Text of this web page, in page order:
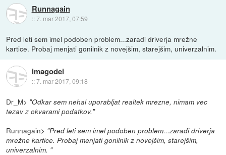
Runnagain
::7. mar 2017, 07:59
Pred leti sem imel podoben problem...zaradi driverja mrežne
kartice. Probaj menjati gonilnik z novejšim, starejšim, univerzalnim.
imagodei
::7. mar 2017, 09:18
Dr_M> "Odkar sem nehal uporabljat realtek mrezne, nimam vec
tezav z okvarami podatkov."
Runnagain> "Pred leti sem imel podoben problem...zaradi driverja
mrežne kartice. Probaj menjati gonilnik z novejšim, starejšim,
univerzalnim. "